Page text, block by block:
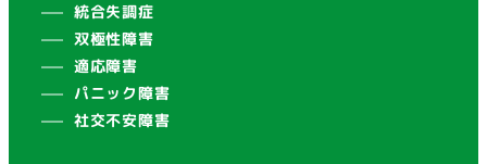
統合失調症
双極性障害
適応障害
パニック障害
社交不安障害